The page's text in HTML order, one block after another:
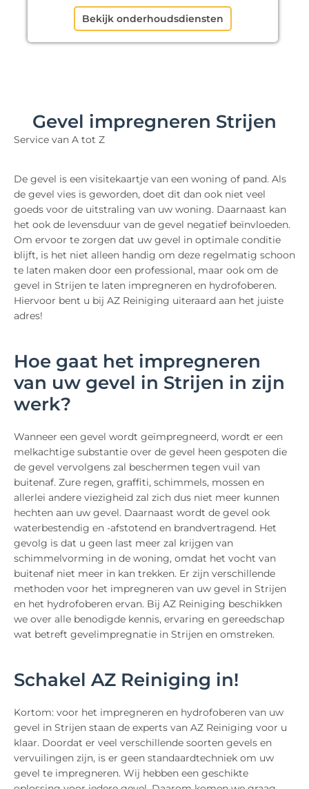
Bekijk onderhoudsdiensten
Gevel impregneren Strijen
Service van A tot Z
De gevel is een visitekaartje van een woning of pand. Als
de gevel vies is geworden, doet dit dan ook niet veel
goeds voor de uitstraling van uw woning. Daarnaast kan
het ook de levensduur van de gevel negatief beïnvloeden.
Om ervoor te zorgen dat uw gevel in optimale conditie
blijft, is het niet alleen handig om deze regelmatig schoon
te laten maken door een professional, maar ook om de
gevel in Strijen te laten impregneren en hydrofoberen.
Hiervoor bent u bij AZ Reiniging uiteraard aan het juiste
adres!
Hoe gaat het impregneren
van uw gevel in Strijen in zijn
werk?
Wanneer een gevel wordt geïmpregneerd, wordt er een
melkachtige substantie over de gevel heen gespoten die
de gevel vervolgens zal beschermen tegen vuil van
buitenaf. Zure regen, graffiti, schimmels, mossen en
allerlei andere viezigheid zal zich dus niet meer kunnen
hechten aan uw gevel. Daarnaast wordt de gevel ook
waterbestendig en -afstotend en brandvertragend. Het
gevolg is dat u geen last meer zal krijgen van
schimmelvorming in de woning, omdat het vocht van
buitenaf niet meer in kan trekken. Er zijn verschillende
methoden voor het impregneren van uw gevel in Strijen
en het hydrofoberen ervan. Bij AZ Reiniging beschikken
we over alle benodigde kennis, ervaring en gereedschap
wat betreft gevelimpregnatie in Strijen en omstreken.
Schakel AZ Reiniging in!
Kortom: voor het impregneren en hydrofoberen van uw
gevel in Strijen staan de experts van AZ Reiniging voor u
klaar. Doordat er veel verschillende soorten gevels en
vervuilingen zijn, is er geen standaardtechniek om uw
gevel te impregneren. Wij hebben een geschikte